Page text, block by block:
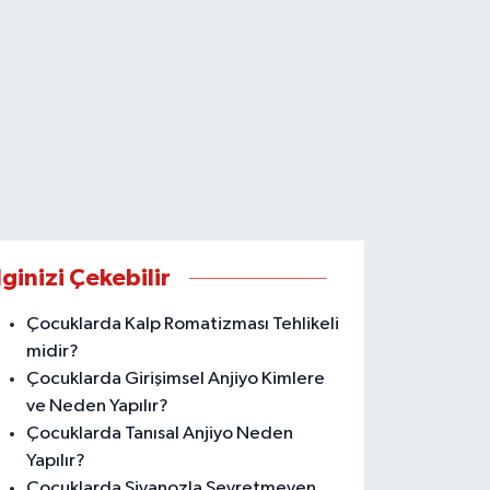
Çekebilir
Çocuklarda Kalp Romatizması Tehlikeli
midir?
Çocuklarda Girişimsel Anjiyo Kimlere
ve Neden Yapılır?
Çocuklarda Tanısal Anjiyo Neden
Yapılır?